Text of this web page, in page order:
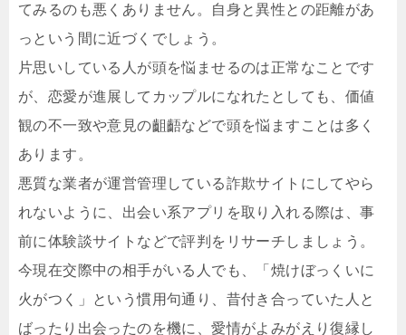
てみるのも悪くありません。自身と異性との距離があ
っという間に近づくでしょう。
片思いしている人が頭を悩ませるのは正常なことです
が、恋愛が進展してカップルになれたとしても、価値
観の不一致や意見の齟齬などで頭を悩ますことは多く
あります。
悪質な業者が運営管理している詐欺サイトにしてやら
れないように、出会い系アプリを取り入れる際は、事
前に体験談サイトなどで評判をリサーチしましょう。
今現在交際中の相手がいる人でも、「焼けぼっくいに
火がつく」という慣用句通り、昔付き合っていた人と
ばったり出会ったのを機に、愛情がよみがえり復縁し